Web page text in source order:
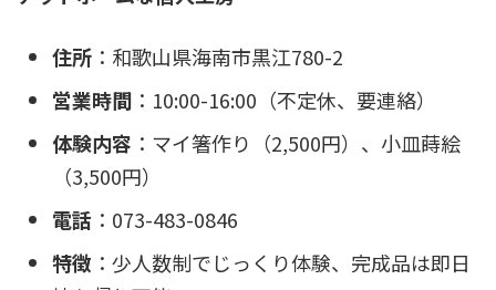
住所 ：和歌山県海南市黒江780-2
営業時間 ：10:00-16:00（不定休、要連絡）
体験内容 ：マイ箸作り（2,500円）、小皿蒔絵
（3,500円）
電話 ：073-483-0846
特徴 ：少人数制でじっくり体験、完成品は即日